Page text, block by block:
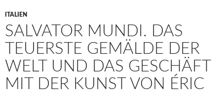
ITALIEN
SALVATOR MUNDI. DAS
TEUERSTE GEMÄLDE DER
WELT UND DAS GESCHÄFT
MIT DER KUNST VON ÉRIC